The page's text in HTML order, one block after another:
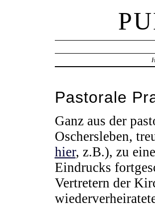
Pastorale
Ganz aus der
Oschersleben,
hier, z.B.), zu
Eindrucks
Vertretern der